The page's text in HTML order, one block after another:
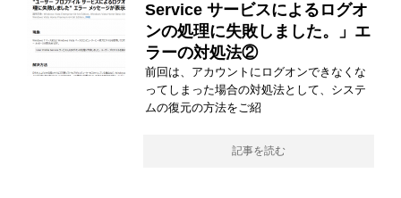
Service サービスによるログオ
ンの処理に失敗しました。」エ
ラーの対処法②
前回は、アカウントにログオンできなくな
ってしまった場合の対処法として、システ
ムの復元の方法をご紹
記事を読む